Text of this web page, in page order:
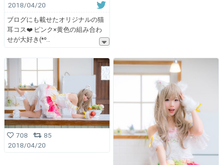
2018/04/20
ブログにも載せたオリジナルの猫
耳コス❤️ ピンク×黄色の組み合わ
せが大好き(*⁰
708
85
2018/04/20